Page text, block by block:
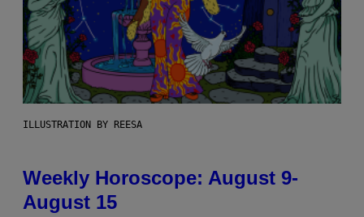
ILLUSTRATION BY REESA
Weekly Horoscope: August 9-
August 15